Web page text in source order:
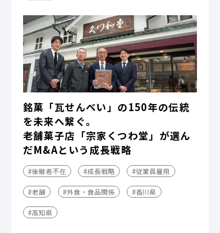
銘菓「瓦せんべい」の150年の伝統
を未来へ繋ぐ。
老舗菓子店「宗家くつわ堂」が選ん
だM&Aという成長戦略
#後継者不在 #成長戦略 #従業員雇用
#老舗 #外食・食品関係 #香川県
#高知県